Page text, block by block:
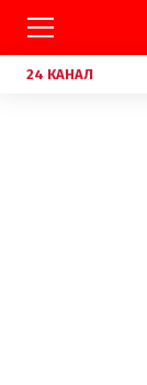
24 КАНАЛ